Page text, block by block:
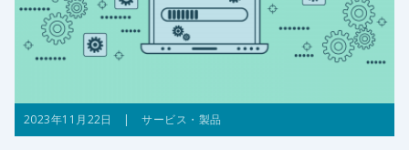
2023年11月22日 | サービス・製品